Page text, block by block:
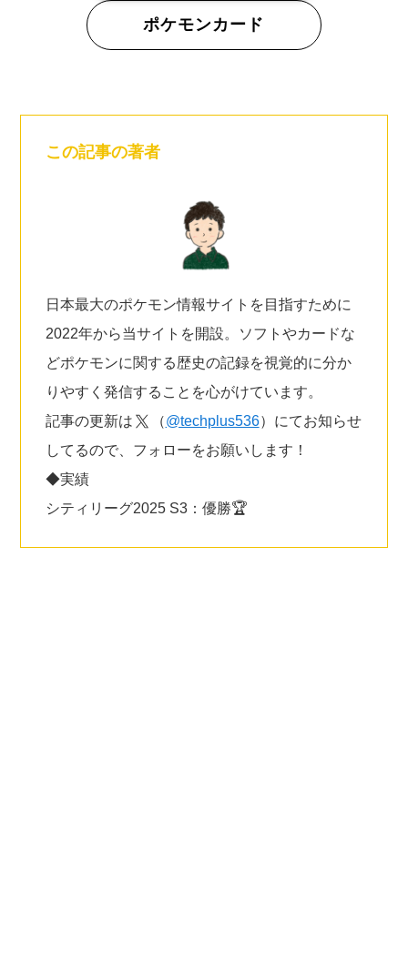
ポケモンカード
この記事の著者
日本最大のポケモン情報サイトを目指すために
2022年から当サイトを開設。ソフトやカードな
どポケモンに関する歴史の記録を視覚的に分か
りやすく発信することを心がけています。
記事の更新は
（@techplus536）にてお知らせ
してるので、フォローをお願いします！
◆実績
シティリーグ2025 S3：優勝🏆